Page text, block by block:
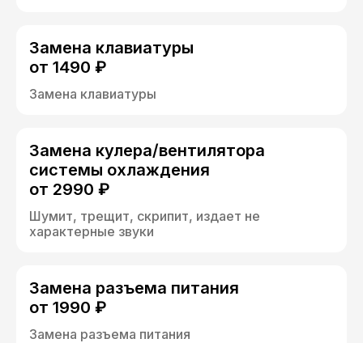
Замена клавиатуры
от 1490 ₽
Замена клавиатуры
Замена кулера/вентилятора
системы охлаждения
от 2990 ₽
Шумит, трещит, скрипит, издает не
характерные звуки
Замена разъема питания
от 1990 ₽
Замена разъема питания